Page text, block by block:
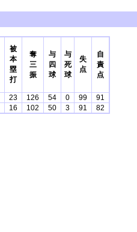
被
本
塁
打
奪
三
振
与
四
球
与
死
球
失
点
自
責
点
23 126 54 0 99
91
16 102 50 3 91 82